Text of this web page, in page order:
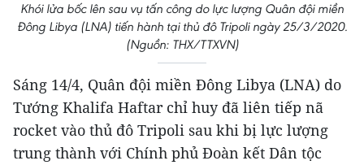
Khói lửa bốc lên sau vụ tấn công do lực lượng Quân đội miền
Đông Libya (LNA) tiến hành tại thủ đô Tripoli ngày 25/3/2020.
(Nguồn: THX/TTXVN)
Sáng 14/4, Quân đội miền Đông Libya (LNA) do
Tướng Khalifa Haftar chỉ huy đã liên tiếp nã
rocket vào thủ đô Tripoli sau khi bị lực lượng
trung thành với Chính phủ Đoàn kết Dân tộc